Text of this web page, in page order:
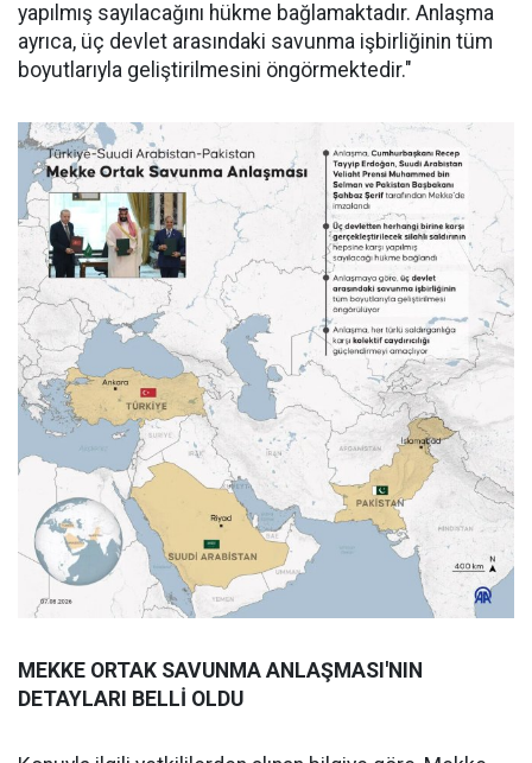
yapılmış sayılacağını hükme bağlamaktadır. Anlaşma
ayrıca, üç devlet arasındaki savunma işbirliğinin tüm
boyutlarıyla geliştirilmesini öngörmektedir."
MEKKE ORTAK SAVUNMA ANLAŞMASI'NIN
DETAYLARI BELLİ OLDU